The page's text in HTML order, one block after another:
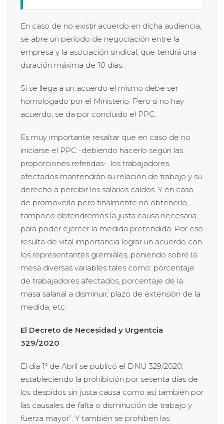
En caso de no existir acuerdo en dicha audiencia,
se abre un período de negociación entre la
empresa y la asociación sindical, que tendrá una
duración máxima de 10 días.
Si se llega a un acuerdo el mismo debe ser
homologado por el Ministerio. Pero si no hay
acuerdo, se da por concluido el PPC.
Es muy importante resaltar que en caso de no
iniciarse el PPC -debiendo hacerlo según las
proporciones referidas- los trabajadores
afectados mantendrán su relación de trabajo y su
derecho a percibir los salarios caídos. Y en caso
de promoverlo pero finalmente no obtenerlo,
tampoco obtendremos la justa causa necesaria
para poder ejercer la medida pretendida. Por eso
resulta de vital importancia lograr un acuerdo con
los representantes gremiales, poniendo sobre la
mesa diversas variables tales como: porcentaje
de trabajadores afectados, porcentaje de la
masa salarial a disminuir, plazo de extensión de la
medida, etc.
El Decreto de Necesidad y Urgentcia
329/2020
El día 1º de Abril se publicó el DNU 329/2020,
estableciendo la prohibición por sesenta días de
los despidos sin justa causa como así también por
las causales de falta o disminución de trabajo y
fuerza mayor”. Y también se prohíben las